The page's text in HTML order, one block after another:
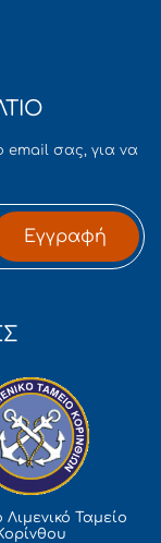
email σας, για να
Εγγραφή
Λιμενικό Ταμείο